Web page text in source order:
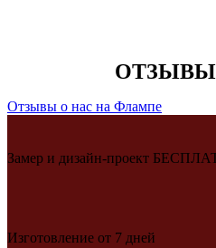
Отзывы о нас на Флампе
Замер и дизайн-проект
Изготовление от 7 дней